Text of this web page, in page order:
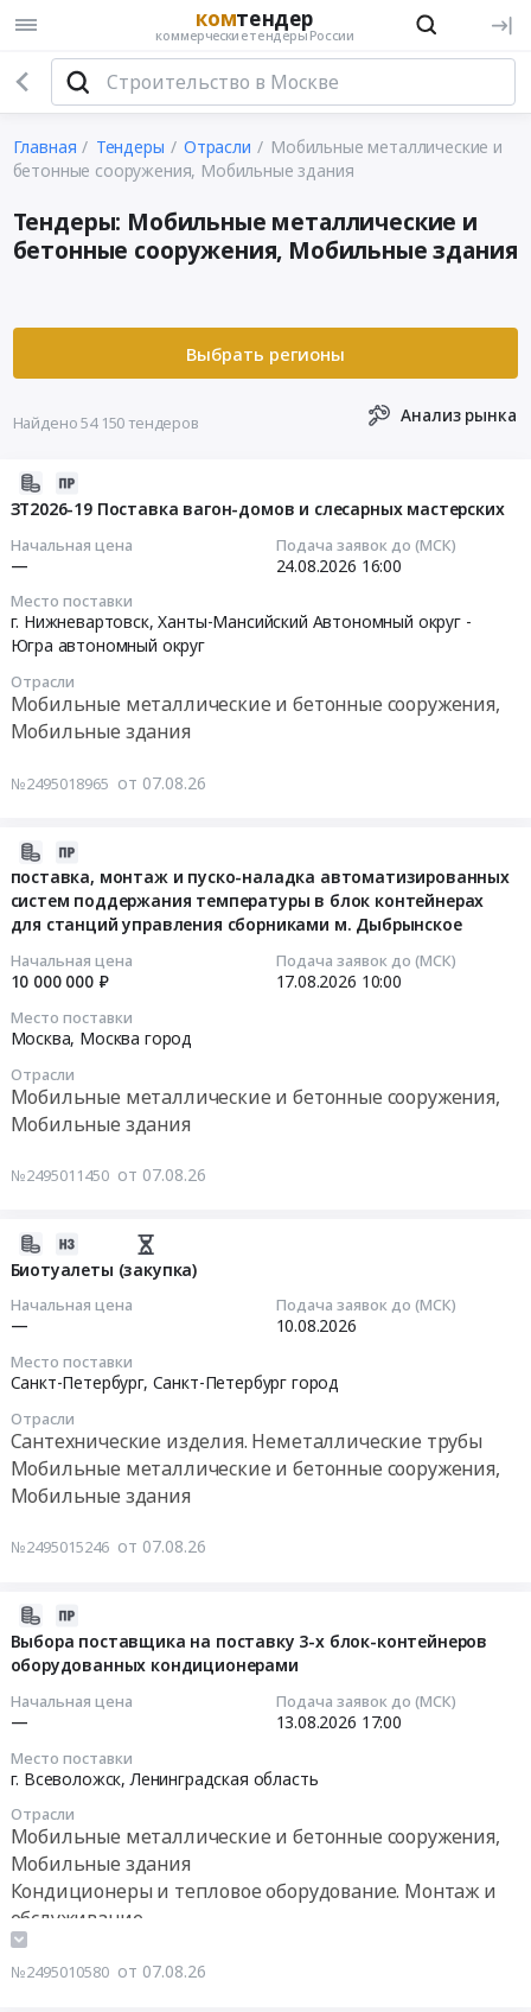
комтендер
коммерческие тендеры России
Главная Тендеры Отрасли
Мобильные металлические и
бетонные сооружения, Мобильные здания
Тендеры: Мобильные металлические и
бетонные сооружения, Мобильные здания
Найдено 54 150 тендеров Анализ рынка
ЗТ2026-19 Поставка вагон-домов и слесарных мастерских
Начальная цена
—
Подача заявок до (МСК)
24.08.2026 16:00
Место поставки
г. Нижневартовск,Ханты-Мансийский Автономный округ -
Югра автономный округ
Отрасли
Мобильные металлические и бетонные сооружения,
Мобильные здания
№2495018965 от 07.08.26
поставка, монтаж и пуско-наладка автоматизированных
систем поддержания температуры в блок контейнерах
для станций управления сборниками м. Дыбрынское
Начальная цена
10 000 000 ₽
Подача заявок до (МСК)
17.08.2026 10:00
Место поставки
Москва, Москва город
Отрасли
Мобильные металлические и бетонные сооружения,
Мобильные здания
№2495011450 от 07.08.26
Биотуалеты (закупка)
Начальная цена
—
Подача заявок до (МСК)
10.08.2026
Место поставки
Санкт-Петербург, Санкт-Петербург город
Отрасли
Сантехнические изделия. Неметаллические трубы
Мобильные металлические и бетонные сооружения,
Мобильные здания
№2495015246 от 07.08.26
Выбора поставщика на поставку 3-х блок-контейнеров
оборудованных кондиционерами
Начальная цена
—
Подача заявок до (МСК)
13.08.2026 17:00
Место поставки
г. Всеволожск, Ленинградская область
Отрасли
Мобильные металлические и бетонные сооружения,
Мобильные здания
Кондиционеры и тепловое оборудование. Монтаж и
обслуживание
№2495010580 от 07.08.26